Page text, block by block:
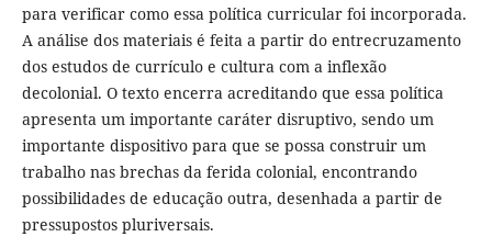
para verificar como essa política curricular foi incorporada.
A análise dos materiais é feita a partir do entrecruzamento
dos estudos de currículo e cultura com a inflexão
decolonial. O texto encerra acreditando que essa política
apresenta um importante caráter disruptivo, sendo um
importante dispositivo para que se possa construir um
trabalho nas brechas da ferida colonial, encontrando
possibilidades de educação outra, desenhada a partir de
pressupostos pluriversais.